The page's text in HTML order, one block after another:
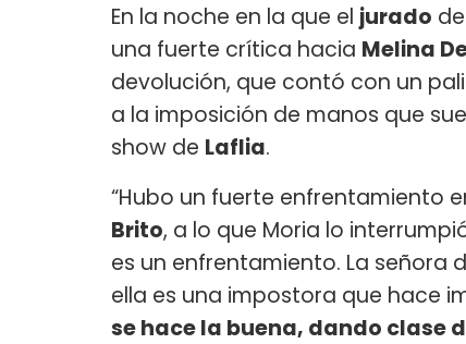
En la noche en la que el jurado
una fuerte crítica hacia Melina
devolución, que contó con un
a la imposición de manos que
show de Laflia.
“Hubo un fuerte enfrentamiento
Brito, a lo que Moria lo
es un enfrentamiento. La señora
ella es una impostora que hace
se hace la buena, dando clase